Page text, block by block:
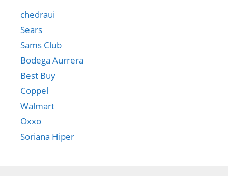
chedraui
Sears
Sams Club
Bodega Aurrera
Best Buy
Coppel
Walmart
Oxxo
Soriana Hiper